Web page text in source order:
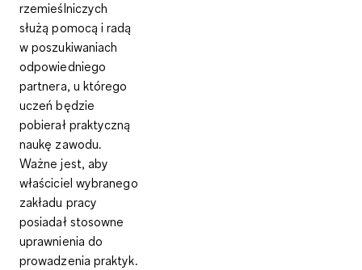
rzemieślniczych
służą pomocą i radą
w poszukiwaniach
odpowiedniego
partnera, u którego
uczeń będzie
pobierał praktyczną
naukę zawodu.
Ważne jest, aby
właściciel wybranego
zakładu pracy
posiadał stosowne
uprawnienia do
prowadzenia praktyk.